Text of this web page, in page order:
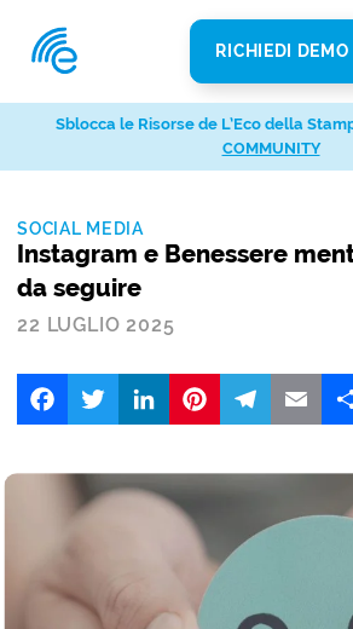
RICHIEDI DEMO
SOCIAL MEDIA
Instagram e Benessere
da seguire
22 LUGLIO 2025
FacebookTwitter LinkedIn
Sblocca le Risorse de L’Eco della
COMMUNITY